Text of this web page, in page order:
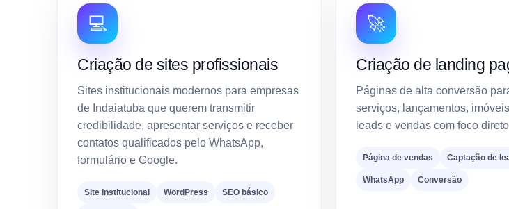
💻
Criação de sites profissionais
Sites institucionais modernos para empresas
de Indaiatuba que querem transmitir
credibilidade, apresentar serviços e receber
contatos qualificados pelo WhatsApp,
formulário e Google.
Site institucional WordPress SEO básico
🚀
Criação de landing
Páginas de alta conversão
serviços, lançamentos,
leads e vendas com foco
Página de vendas Captação de
WhatsApp Conversão